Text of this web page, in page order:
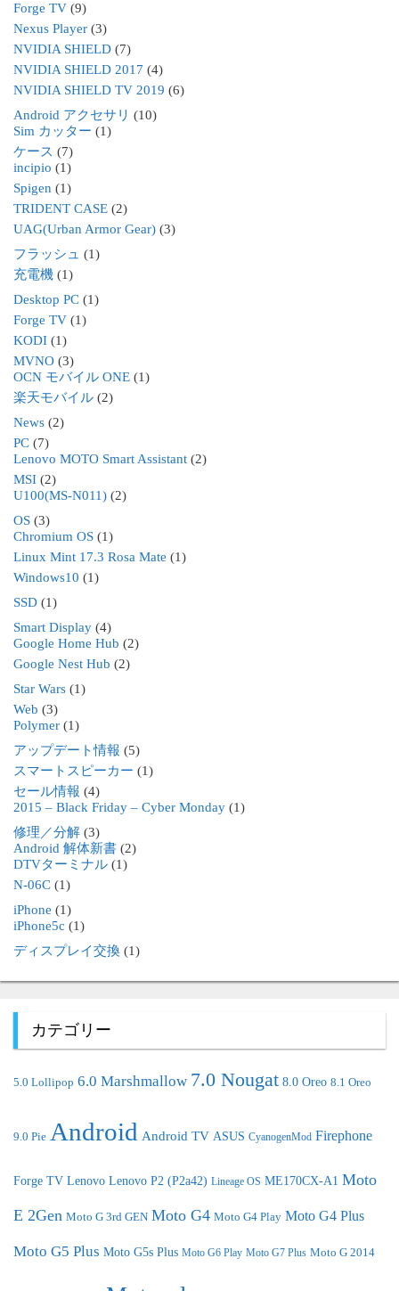
Forge TV (9)
Nexus Player (3)
NVIDIA SHIELD (7)
NVIDIA SHIELD 2017 (4)
NVIDIA SHIELD TV 2019 (6)
Android アクセサリ (10)
Sim カッター (1)
ケース (7)
incipio (1)
Spigen (1)
TRIDENT CASE (2)
UAG(Urban Armor Gear) (3)
フラッシュ (1)
充電機 (1)
Desktop PC (1)
Forge TV (1)
KODI (1)
MVNO (3)
OCN モバイル ONE (1)
楽天モバイル (2)
News (2)
PC (7)
Lenovo MOTO Smart Assistant (2)
MSI (2)
U100(MS-N011) (2)
OS (3)
Chromium OS (1)
Linux Mint 17.3 Rosa Mate (1)
Windows10 (1)
SSD (1)
Smart Display (4)
Google Home Hub (2)
Google Nest Hub (2)
Star Wars (1)
Web (3)
Polymer (1)
アップデート情報 (5)
スマートスピーカー (1)
セール情報 (4)
2015 – Black Friday – Cyber Monday (1)
修理／分解 (3)
Android 解体新書 (2)
DTVターミナル (1)
N-06C (1)
iPhone (1)
iPhone5c (1)
ディスプレイ交換 (1)
カテゴリー
5.0 Lollipop 6.0 Marshmallow 7.0 Nougat 8.0 Oreo 8.1 Oreo
9.0 Pie Android Android TV ASUS CyanogenMod Firephone
Forge TV Lenovo Lenovo P2 (P2a42) Lineage OS ME170CX-A1 Moto
E 2Gen Moto G 3rd GEN Moto G4 Moto G4 Play Moto G4 Plus
Moto G5 Plus Moto G5s Plus Moto G6 Play Moto G7 Plus Moto G 2014